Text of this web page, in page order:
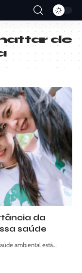
de
da
saúde
ambiental está…